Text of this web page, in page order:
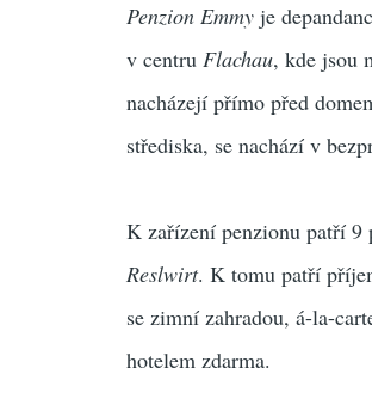
Penzion Emmy je
v centruFlachau, kde jsou
nacházejí přímo před
střediska, se nachází v
K zařízení penzionu patří 9
Reslwirt. K tomu patří
se zimní zahradou, á-la-
hotelem zdarma.